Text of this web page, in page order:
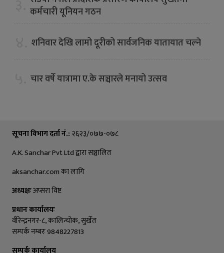
कर्मचारी यूनियन गठन
शनिवार देखि लामो दूरीको सार्वजनिक यातायात चल्ने
चार वर्षे यात्रामा ए.के सञ्चारले मनायो उत्सव
सूचना विभाग दर्ता नं.: २६२३/०७७-०७८
A.K. Sanchar Pvt Ltd द्वारा सञ्चालित
aksanchar.com का लागि
अध्यक्षःअप्सरा विष्ट
प्रधान कार्यालयः
वीरेन्द्रनगर-८, कालिन्चाेक, सुर्खेत
सम्पर्क नम्बरः 9848227813